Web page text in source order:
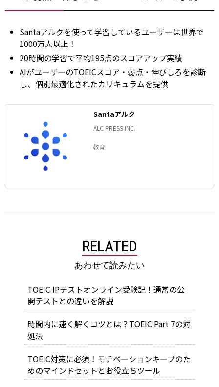
Santaアルクを使って学習しているユーザーは世界で
1000万人以上！
20時間の学習で平均195点のスコアアップ実績
AIがユーザーのTOEICスコア・弱点・伸びしろを診断
し、個別最適化されたカリキュラムを提供
Santaアルク
ALC PRESS INC.
教育
RELATED
あわせて読みたい
TOEIC IPテストオンライン受験記！通常の公
開テストとの違いを解説
時間内に速く解くコツとは？TOEIC Part 7の対
処法
TOEIC対策に必須！モチベーションキープのた
めのマインドセットとお役立ちツール